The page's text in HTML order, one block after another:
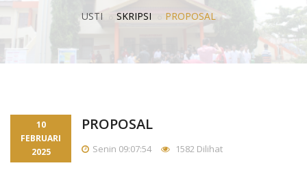
USTI SKRIPSI PROPOSAL
10
FEBRUARI
2025
PROPOSAL
Senin 09:07:54 1582 Dilihat